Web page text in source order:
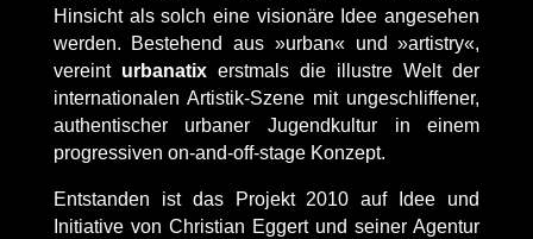
Hinsicht als solch eine visionäre Idee angesehen
werden. Bestehend aus »urban« und »artistry«,
vereint urbanatixerstmals die illustre Welt der
internationalen Artistik-Szene mit ungeschliffener,
authentischer urbaner Jugendkultur in einem
progressiven on-and-off-stage Konzept.
Entstanden ist das Projekt 2010 auf Idee und
Initiative von Christian Eggert und seiner Agentur